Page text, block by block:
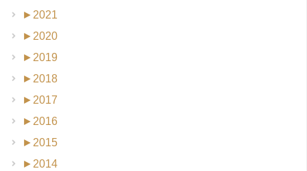
► 2021
► 2020
► 2019
► 2018
► 2017
► 2016
► 2015
► 2014